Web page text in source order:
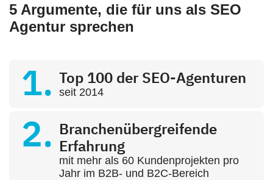
5 Argumente, die für uns als SEO
Agentur sprechen
Top 100 der SEO-Agenturen
seit 2014
Branchenübergreifende
Erfahrung
mit mehr als 60 Kundenprojekten pro
Jahr im B2B- und B2C-Bereich